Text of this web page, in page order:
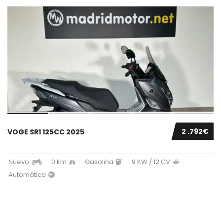
2 .792€
VOGE SR1 125CC 2025
Nuevo 0 km Gasolina
9 KW / 12 CV
Automática